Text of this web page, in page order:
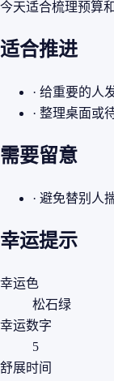
今天适合梳理预算
适合推进
· 给重要的人
· 整理桌面或
需要留意
· 避免替别人
幸运提示
幸运色
松石绿
幸运数字
5
舒展时间